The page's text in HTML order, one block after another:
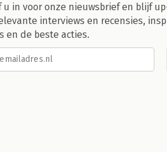
u in voor onze nieuwsbrief en blijf
interviews en recensies,
en de beste acties.